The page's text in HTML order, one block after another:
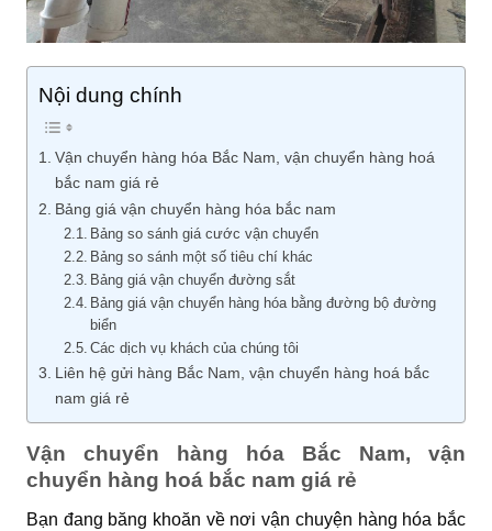
Nội dung chính
Vận chuyển hàng hóa Bắc Nam, vận chuyển hàng hoá
bắc nam giá rẻ
Bảng giá vận chuyển hàng hóa bắc nam
Bảng so sánh giá cước vận chuyển
Bảng so sánh một số tiêu chí khác
Bảng giá vận chuyển đường sắt
Bảng giá vận chuyển hàng hóa bằng đường bộ đường
biển
Các dịch vụ khách của chúng tôi
Liên hệ gửi hàng Bắc Nam, vận chuyển hàng hoá bắc
nam giá rẻ
Vận chuyển hàng hóa Bắc Nam, vận
chuyển hàng hoá bắc nam giá rẻ
Bạn đang băng khoăn về nơi vận chuyện hàng hóa bắc